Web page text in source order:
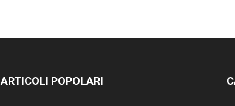
ARTICOLI POPOLARI